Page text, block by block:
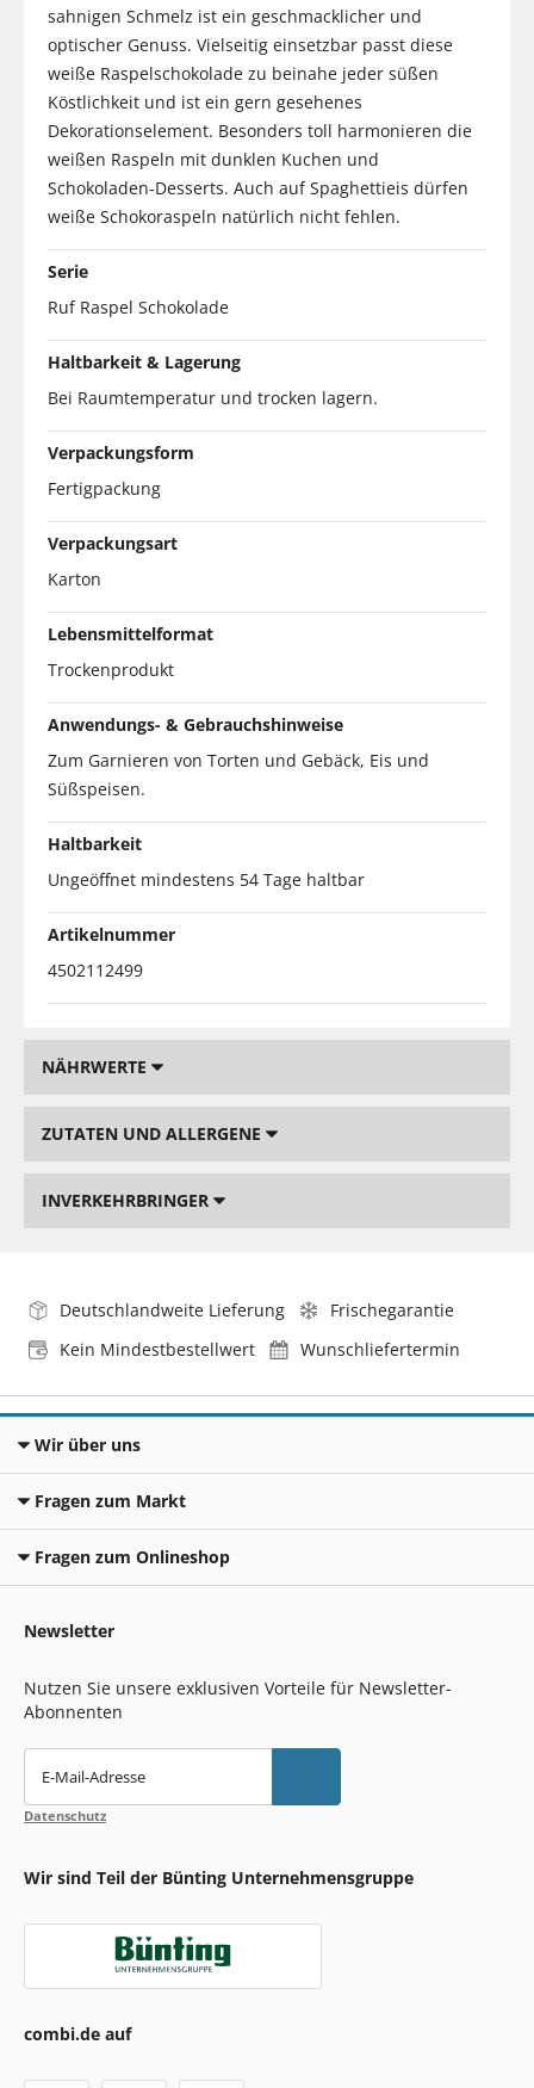
sahnigen Schmelz ist ein geschmacklicher und
optischer Genuss. Vielseitig einsetzbar passt diese
weiße Raspelschokolade zu beinahe jeder süßen
Köstlichkeit und ist ein gern gesehenes
Dekorationselement. Besonders toll harmonieren die
weißen Raspeln mit dunklen Kuchen und
Schokoladen-Desserts. Auch auf Spaghettieis dürfen
weiße Schokoraspeln natürlich nicht fehlen.
Serie
Ruf Raspel Schokolade
Haltbarkeit & Lagerung
Bei Raumtemperatur und trocken lagern.
Verpackungsform
Fertigpackung
Verpackungsart
Karton
Lebensmittelformat
Trockenprodukt
Anwendungs- & Gebrauchshinweise
Zum Garnieren von Torten und Gebäck, Eis und
Süßspeisen.
Haltbarkeit
Ungeöffnet mindestens 54 Tage haltbar
Artikelnummer
4502112499
NÄHRWERTE
ZUTATEN UND ALLERGENE
INVERKEHRBRINGER
Deutschlandweite Lieferung
Frischegarantie
Kein Mindestbestellwert
Wunschliefertermin
Wir über uns
Fragen zum Markt
Fragen zum Onlineshop
Newsletter
Nutzen Sie unsere exklusiven Vorteile für Newsletter-
Abonnenten
E-Mail-Adresse
Datenschutz
Wir sind Teil der Bünting Unternehmensgruppe
combi.de auf